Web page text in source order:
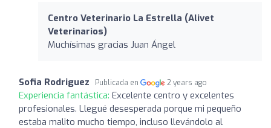
Centro Veterinario La Estrella (Alivet
Veterinarios)
Muchísimas gracias Juan Ángel
Sofia Rodriguez Publicada en 2 years ago
Experiencia fantástica: Excelente centro y excelentes
profesionales. Llegué desesperada porque mi pequeño
estaba malito mucho tiempo, incluso llevándolo al